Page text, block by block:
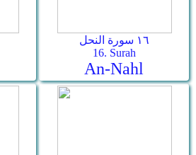
١٦ سورة النحل
16. Surah
An-Nahl